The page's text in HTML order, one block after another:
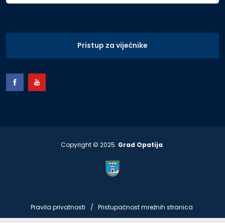
Pristup za vijećnike
Copyright © 2025. Grad Opatija.
Pravila privatnosti Pristupačnost mrežnih stranica